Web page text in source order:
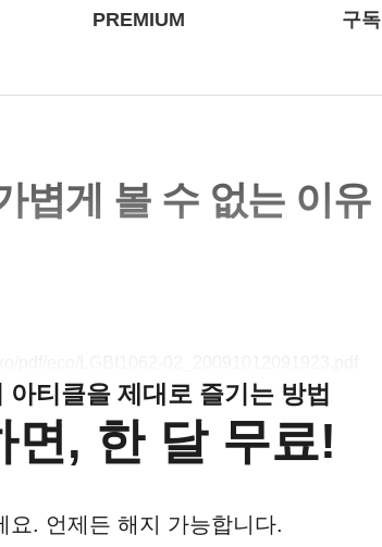
PREMIUM 구독
볍게 볼 수 없는 이유
아티클을 제대로 즐기는 방법
면, 한 달 무료!
요. 언제든 해지 가능합니다.